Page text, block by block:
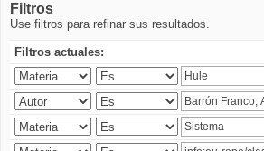
Filtros
Use filtros para refinar sus resultados.
Filtros actuales: